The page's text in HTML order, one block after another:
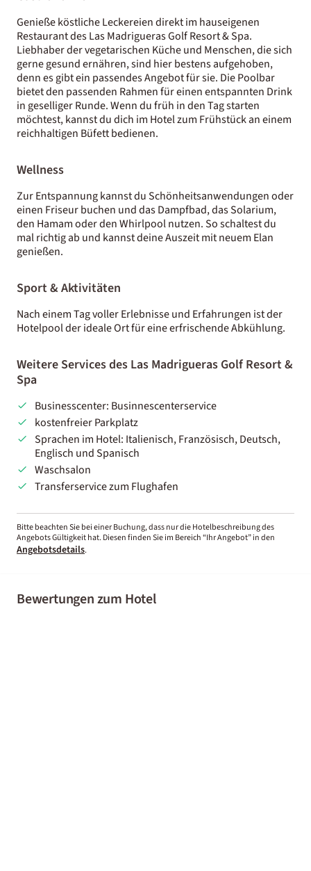
Genieße köstliche Leckereien direkt im hauseigenen
Restaurant des Las Madrigueras Golf Resort & Spa.
Liebhaber der vegetarischen Küche und Menschen, die sich
gerne gesund ernähren, sind hier bestens aufgehoben,
denn es gibt ein passendes Angebot für sie. Die Poolbar
bietet den passenden Rahmen für einen entspannten Drink
in geselliger Runde. Wenn du früh in den Tag starten
möchtest, kannst du dich im Hotel zum Frühstück an einem
reichhaltigen Büfett bedienen.
Wellness
Zur Entspannung kannst du Schönheitsanwendungen oder
einen Friseur buchen und das Dampfbad, das Solarium,
den Hamam oder den Whirlpool nutzen. So schaltest du
mal richtig ab und kannst deine Auszeit mit neuem Elan
genießen.
Sport & Aktivitäten
Nach einem Tag voller Erlebnisse und Erfahrungen ist der
Hotelpool der ideale Ort für eine erfrischende Abkühlung.
Weitere Services des Las Madrigueras Golf Resort &
Spa
Businesscenter: Businnescenterservice
kostenfreier Parkplatz
Sprachen im Hotel: Italienisch, Französisch, Deutsch,
Englisch und Spanisch
Waschsalon
Transferservice zum Flughafen
Bitte beachten Sie bei einer Buchung, dass nur die Hotelbeschreibung des
Angebots Gültigkeit hat. Diesen finden Sie im Bereich “Ihr Angebot” in den
Angebotsdetails.
Bewertungen zum Hotel